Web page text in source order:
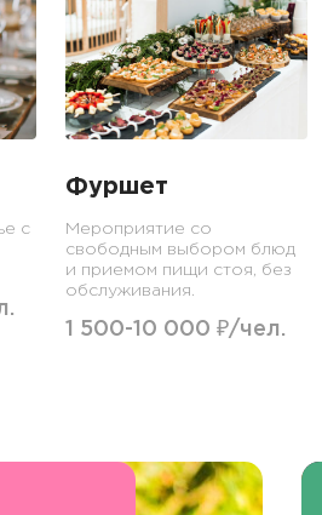
с
Фуршет
Мероприятие со
свободным выбором блюд
и приемом пищи стоя, без
обслуживания.
1 500-10 000 ₽/чел.